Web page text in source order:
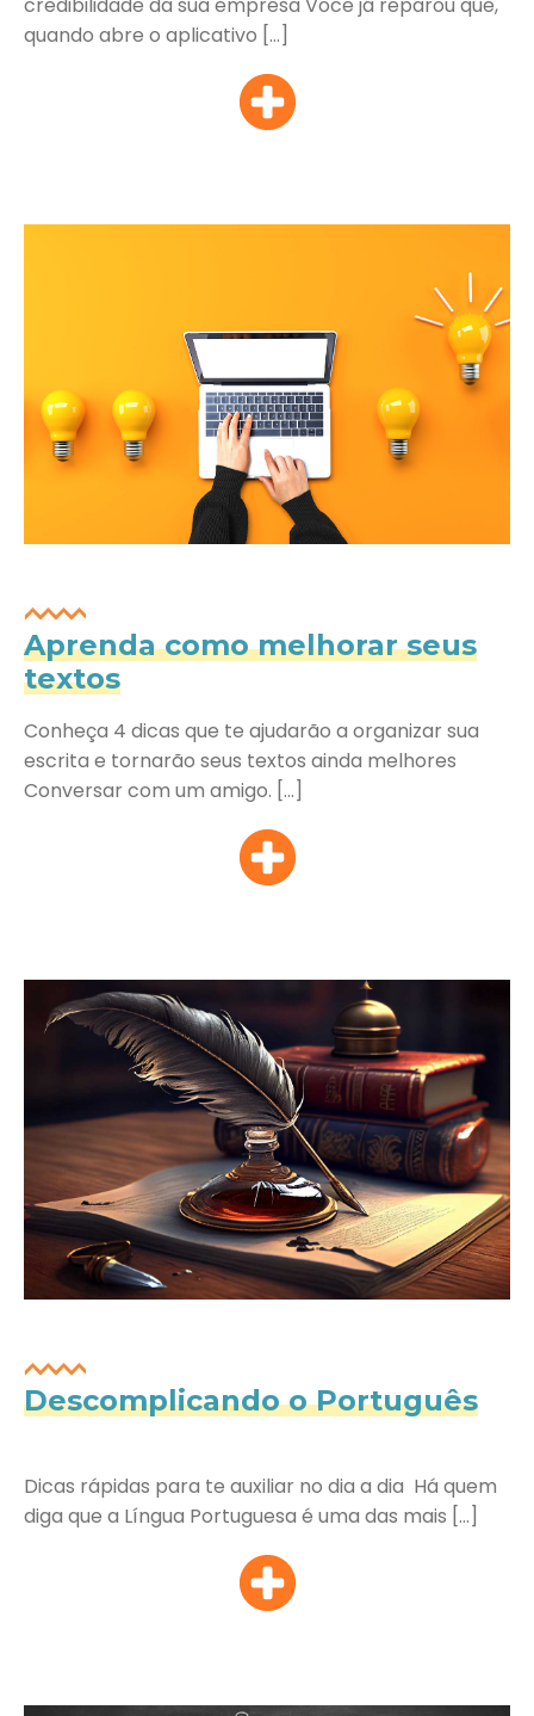
credibilidade da sua empresa Você já reparou que,
quando abre o aplicativo […]
Aprenda como melhorar seus
textos
Conheça 4 dicas que te ajudarão a organizar sua
escrita e tornarão seus textos ainda melhores
Conversar com um amigo. […]
Descomplicando o Português
Dicas rápidas para te auxiliar no dia a dia Há quem
diga que a Língua Portuguesa é uma das mais […]